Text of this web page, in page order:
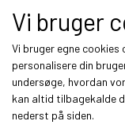
BBGrafisk Workshop
Sociale medier
Vi bruger
Vi bruger egne
personalisere din
undersøge, hvordan
kan altid tilbagekalde
nederst på siden.